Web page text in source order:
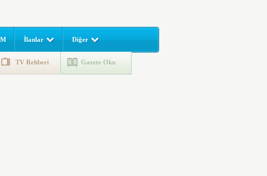
İlanlar Diğer
TV Rehberi Gazete Oku